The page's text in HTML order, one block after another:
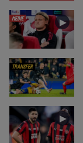
MEDIE ►
TRANSFER
►